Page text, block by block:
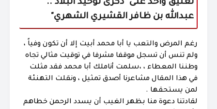
تعليق واحد على "ذكرى توحيد البلاد ..
عبدالله بن ظافر القشيري الشهري"
رغم المرض والتعب يا أبا محمد أبيت إلا أن تكون وفياً ،
ولم تنس أن تسجل موقفا مشرفا في توقيت مثالي تجاه
وطننا المعطاء ، ،سلمت أناملك أبا محمد فقد مثلت
في هذا المقال مشاعرنا أصدق تمثيل ، ونقلت التهنئة
لمن يستحقها .
لقادتنا دعوة منا بظهر الغيب أن يسدد الرحمن خطاهم